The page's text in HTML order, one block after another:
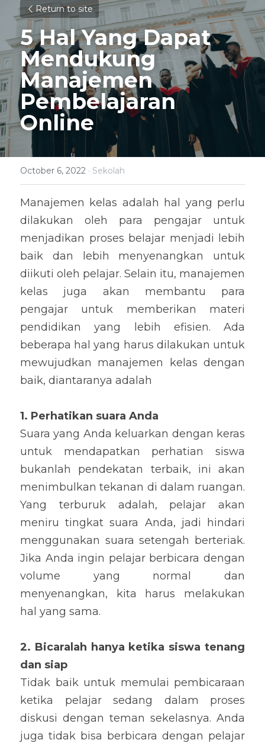
Return to site
5 Hal Yang Dapat
Mendukung
Manajemen
Pembelajaran
Online
October 6, 2022 · Sekolah
Manajemen kelas adalah hal yang perlu
dilakukan oleh para pengajar untuk
menjadikan proses belajar menjadi lebih
baik dan lebih menyenangkan untuk
diikuti oleh pelajar. Selain itu, manajemen
kelas juga akan membantu para
pengajar untuk memberikan materi
pendidikan yang lebih efisien. Ada
beberapa hal yang harus dilakukan untuk
mewujudkan manajemen kelas dengan
baik, diantaranya adalah
1. Perhatikan suara Anda
Suara yang Anda keluarkan dengan keras
untuk mendapatkan perhatian siswa
bukanlah pendekatan terbaik, ini akan
menimbulkan tekanan di dalam ruangan.
Yang terburuk adalah, pelajar akan
meniru tingkat suara Anda, jadi hindari
menggunakan suara setengah berteriak.
Jika Anda ingin pelajar berbicara dengan
volume yang normal dan
menyenangkan, kita harus melakukan
hal yang sama.
2. Bicaralah hanya ketika siswa tenang
dan siap
Tidak baik untuk memulai pembicaraan
ketika pelajar sedang dalam proses
diskusi dengan teman sekelasnya. Anda
juga tidak bisa berbicara dengan pelajar